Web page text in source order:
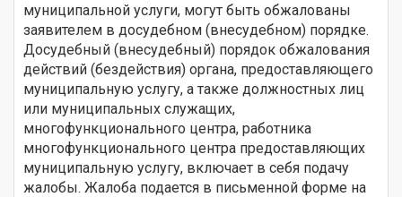
муниципальной услуги, могут быть обжалованы
заявителем в досудебном (внесудебном) порядке.
Досудебный (внесудебный) порядок обжалования
действий (бездействия) органа, предоставляющего
муниципальную услугу, а также должностных лиц
или муниципальных служащих,
многофункционального центра, работника
многофункционального центра предоставляющих
муниципальную услугу, включает в себя подачу
жалобы. Жалоба подается в письменной форме на